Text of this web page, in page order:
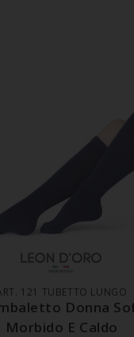
AL CARRELLO
121 TUBETTO LUNGO
Donna
Morbido E Caldo